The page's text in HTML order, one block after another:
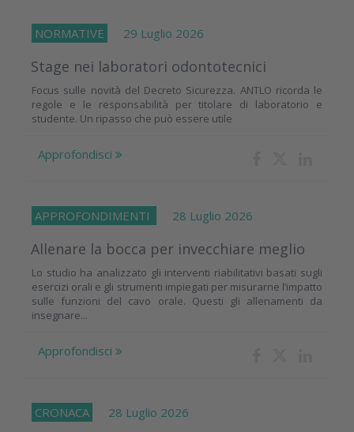
NORMATIVE 29 Luglio 2026
Stage nei laboratori odontotecnici
Focus sulle novità del Decreto Sicurezza. ANTLO ricorda le
regole e le responsabilità per titolare di laboratorio e
studente. Un ripasso che può essere utile
Approfondisci
APPROFONDIMENTI 28 Luglio 2026
Allenare la bocca per invecchiare meglio
Lo studio ha analizzato gli interventi riabilitativi basati sugli
esercizi orali e gli strumenti impiegati per misurarne l’impatto
sulle funzioni del cavo orale. Questi gli allenamenti da
insegnare...
Approfondisci
CRONACA 28 Luglio 2026